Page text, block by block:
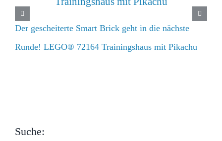
Der gescheiterte Smart Brick geht in die nächste
Runde! LEGO® 72164 Trainingshaus mit Pikachu
Suche: